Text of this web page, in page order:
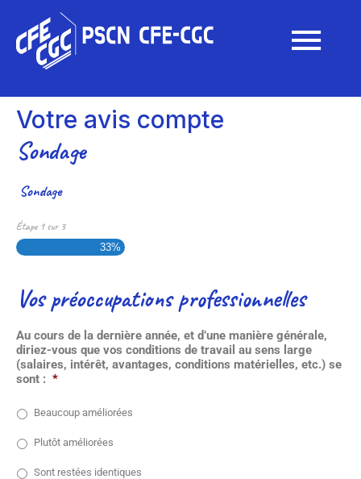
Votre avis compte
Sondage
Sondage
Étape 1sur 3
33%
Vos préoccupations professionnelles
Au cours de la dernière année, et d’une manière générale,
diriez-vous que vos conditions de travail au sens large
(salaires, intérêt, avantages, conditions matérielles, etc.) se
sont : *
Beaucoup améliorées
Plutôt améliorées
Sont restées identiques